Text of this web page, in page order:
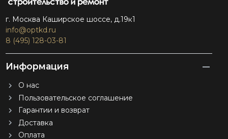
г. Москва Каширское шоссе, д.19к1
info@optkd.ru
8 (495) 128-03-81
Информация
О нас
Пользовательское соглашение
Гарантии и возврат
Доставка
Оплата